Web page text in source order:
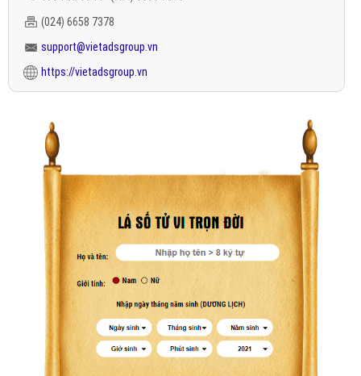
(024) 6658 7378
support@vietadsgroup.vn
https://vietadsgroup.vn